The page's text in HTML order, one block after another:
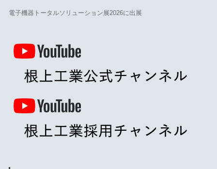
電子機器トータルソリューション展2026に出展